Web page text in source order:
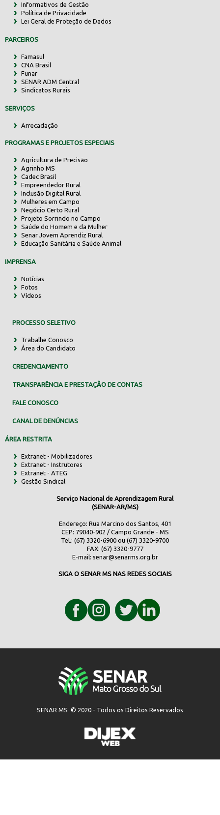
Informativos de Gestão
Política de Privacidade
Lei Geral de Proteção de Dados
PARCEIROS
Famasul
CNA Brasil
Funar
SENAR ADM Central
Sindicatos Rurais
SERVIÇOS
Arrecadação
PROGRAMAS E PROJETOS ESPECIAIS
Agricultura de Precisão
Agrinho MS
Cadec Brasil
Empreendedor Rural
Inclusão Digital Rural
Mulheres em Campo
Negócio Certo Rural
Projeto Sorrindo no Campo
Saúde do Homem e da Mulher
Senar Jovem Aprendiz Rural
Educação Sanitária e Saúde Animal
IMPRENSA
Notícias
Fotos
Vídeos
PROCESSO SELETIVO
Trabalhe Conosco
Área do Candidato
CREDENCIAMENTO
TRANSPARÊNCIA E PRESTAÇÃO DE CONTAS
FALE CONOSCO
CANAL DE DENÚNCIAS
ÁREA RESTRITA
Extranet - Mobilizadores
Extranet - Instrutores
Extranet - ATEG
Gestão Sindical
Serviço Nacional de Aprendizagem Rural
(SENAR-AR/MS)
Endereço: Rua Marcino dos Santos, 401
CEP: 79040-902 / Campo Grande - MS
Tel.: (67) 3320-6900 ou (67) 3320-9700
FAX: (67) 3320-9777
E-mail: senar@senarms.org.br
SIGA O SENAR MS NAS REDES SOCIAIS
SENAR MS © 2020 - Todos os Direitos Reservados